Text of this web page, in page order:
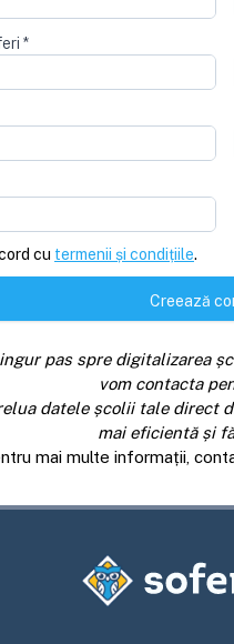
*
cu termenii și condițiile.
Creează
pas spre digitalizarea
vom contacta
datele școlii tale direct
mai eficientă și
mai multe informații,